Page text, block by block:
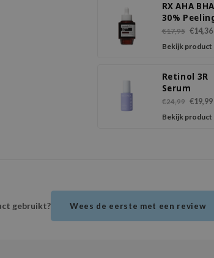
RX AHA BHA
30%
Serum
€17,95 €14,36
Bekijk product
Retinol 3R
Serum
€24,99 €19,99
Bekijk product
gebruikt? Wees de eerste met een review